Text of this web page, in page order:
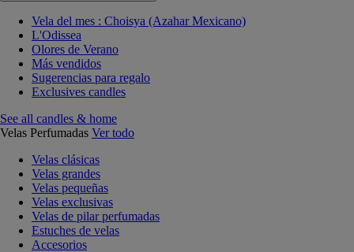
Vela del mes : Choisya (Azahar Mexicano)
L'Odissea
Olores de Verano
Más vendidos
Sugerencias para regalo
Exclusives candles
See all candles & home
Velas Perfumadas Ver todo
Velas clásicas
Velas grandes
Velas pequeñas
Velas exclusivas
Velas de pilar perfumadas
Estuches de velas
Accesorios